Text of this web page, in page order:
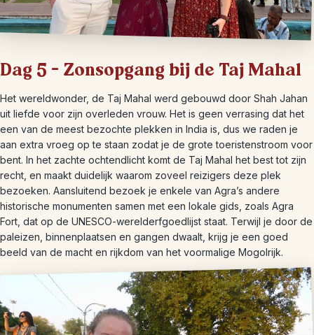
Dag 5 – Zonsopgang bij de Taj Mahal
Het wereldwonder, de Taj Mahal werd gebouwd door Shah Jahan
uit liefde voor zijn overleden vrouw. Het is geen verrasing dat het
een van de meest bezochte plekken in India is, dus we raden je
aan extra vroeg op te staan zodat je de grote toeristenstroom voor
bent. In het zachte ochtendlicht komt de Taj Mahal het best tot zijn
recht, en maakt duidelijk waarom zoveel reizigers deze plek
bezoeken. Aansluitend bezoek je enkele van Agra’s andere
historische monumenten samen met een lokale gids, zoals Agra
Fort, dat op de UNESCO-werelderfgoedlijst staat. Terwijl je door de
paleizen, binnenplaatsen en gangen dwaalt, krijg je een goed
beeld van de macht en rijkdom van het voormalige Mogolrijk.